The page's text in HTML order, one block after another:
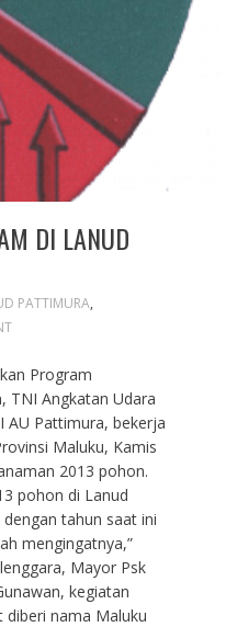
DI LANUD
PATTIMURA,
Program
TNI Angkatan Udara
AU Pattimura, bekerja
Maluku, Kamis
2013 pohon.
pohon di Lanud
tahun saat ini
mengingatnya,”
Mayor Psk
kegiatan
nama Maluku